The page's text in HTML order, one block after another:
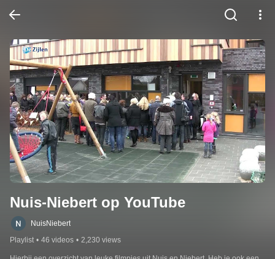
Nuis-Niebert op YouTube
NuisNiebert
Playlist • 46 videos • 2,230 views